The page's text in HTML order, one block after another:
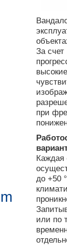
За
при
Каждая
до +50
или по